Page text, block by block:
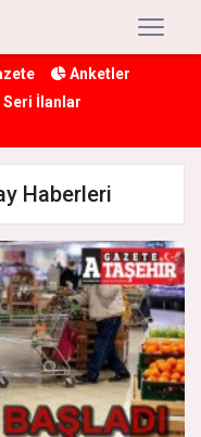
Anketler
Seri İlanlar
Haberleri